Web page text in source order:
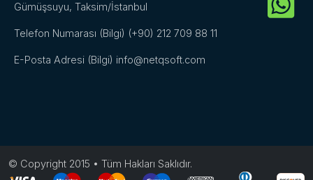
Gümüşsuyu, Taksim/İstanbul
Telefon Numarası (Bilgi) (+90) 212 709 88 11
E-Posta Adresi (Bilgi) info@netqsoft.com
© Copyright 2015 • Tüm Hakları Saklıdır.